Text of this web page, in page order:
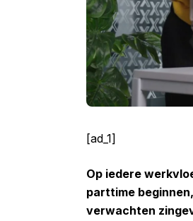
[ad_1]
Op iedere
parttime
verwachten